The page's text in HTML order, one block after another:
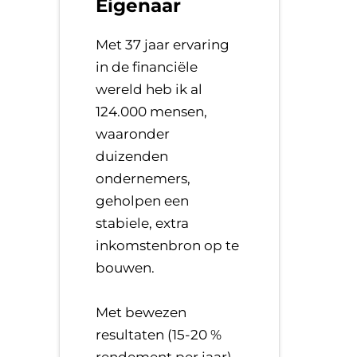
Eigenaar
Met 37 jaar ervaring
in de financiële
wereld heb ik al
124.000 mensen,
waaronder
duizenden
ondernemers,
geholpen een
stabiele, extra
inkomstenbron op te
bouwen.
​Met bewezen
resultaten (15-20 %